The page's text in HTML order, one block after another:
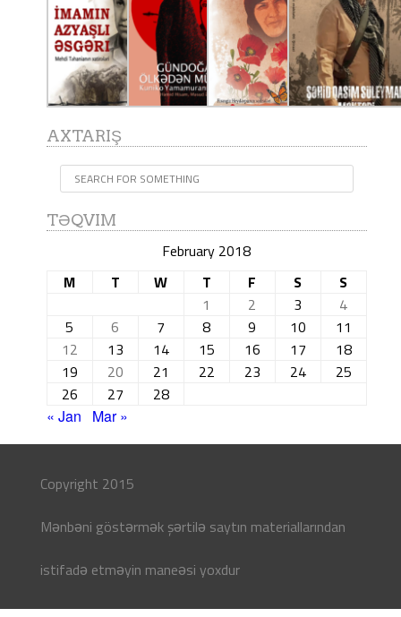
AXTARIŞ
TƏQVIM
February 2018
M
T W T F S
S
1
2 3
4
5
6 7 8 9 10
11
12
13 14 15 16 17
18
19
20 21 22 23 24
25
26
27 28
« Jan Mar »
Copyright 2015
Mənbəni göstərmək şərtilə saytın materiallarından
istifadə etməyin maneəsi yoxdur